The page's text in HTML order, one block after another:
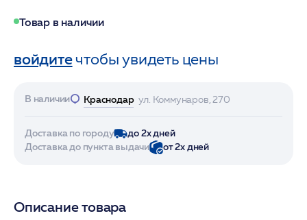
Товар в наличии
войдитечтобы увидеть цены
В наличии Краснодар ул. Коммунаров, 270
Доставка по городу
до 2х дней
Доставка до пункта выдачи
от 2х дней
Описание товара